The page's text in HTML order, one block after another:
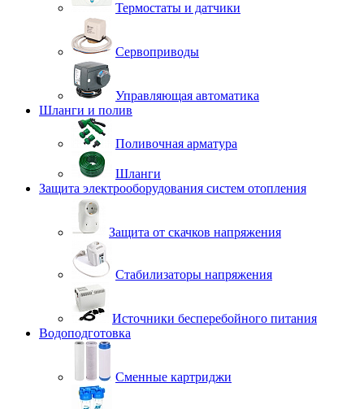
Термостаты и датчики
Сервоприводы
Управляющая автоматика
Шланги и полив
Поливочная арматура
Шланги
Защита электрооборудования систем отопления
Защита от скачков напряжения
Стабилизаторы напряжения
Источники бесперебойного питания
Водоподготовка
Сменные картриджи